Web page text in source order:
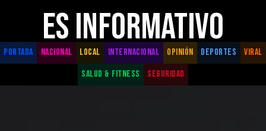
ES INFORMATIVO
PORTADA NACIONAL LOCAL INTERNACIONAL OPINIÓN DEPORTES
VIRAL
SALUD & FITNESS
SEGURIDAD